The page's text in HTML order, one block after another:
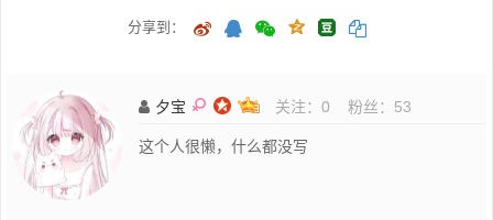
分享到：
夕宝 关注： 0 粉丝： 53
这个人很懒，什么都没写